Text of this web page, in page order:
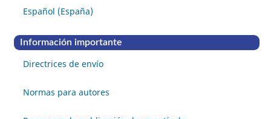
Español (España)
Información importante
Directrices de envío
Normas para autores